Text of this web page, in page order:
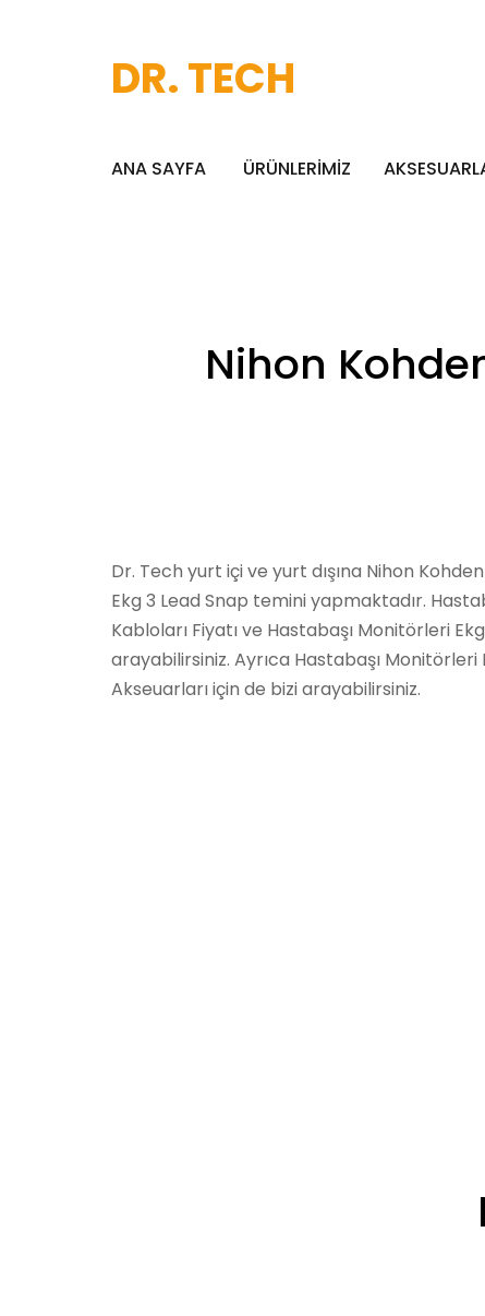
DR. TECH
ANA SAYFA ÜRÜNLERİMİZ
Nihon
Dr. Tech yurt içi ve yurt dışına Nihon
Ekg 3 Lead Snap temini yapmaktadır.
Kabloları Fiyatı ve Hastabaşı Monitörleri
arayabilirsiniz. Ayrıca Hastabaşı Monitörleri
Akseuarları için de bizi arayabilirsiniz.